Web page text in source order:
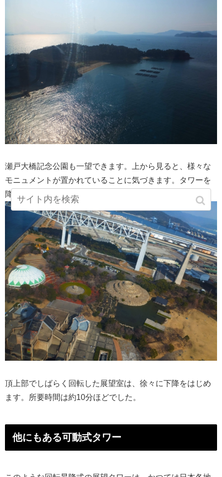
瀬戸大橋記念公園も一望できます。上から見ると、様々な
モニュメントが置かれていることに気づきます。タワーを
降りたらでめぐってみようかな。
頂上部でしばらく回転した展望室は、徐々に下降をはじめ
ます。所要時間は約10分ほどでした。
他にもある可動式タワー